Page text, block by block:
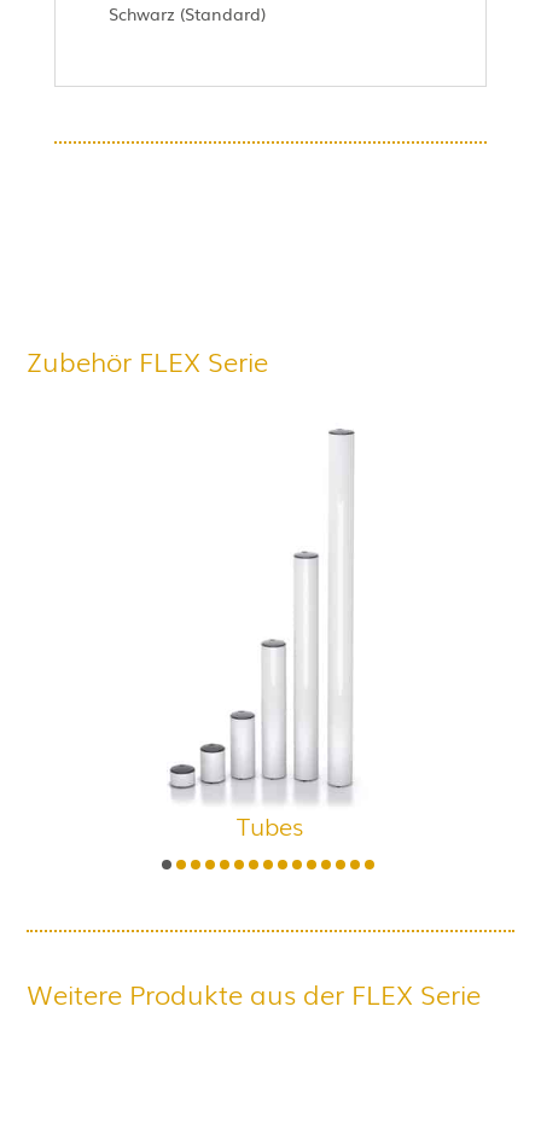
Schwarz (Standard)
Zubehör FLEX Serie
Tubes
Weitere Produkte aus der FLEX Serie